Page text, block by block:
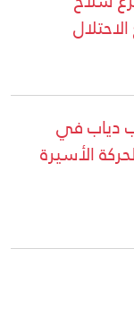
دياب في
الأسيرة